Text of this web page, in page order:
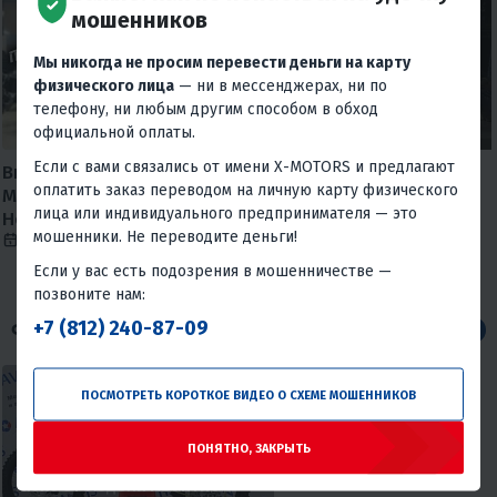
Внимание МОШЕННИКИ, X-
MOTORS предупреждает!
Новая схема мошенничества.
10 января 2025 34095
Сориентировался 😅
7 августа 2026 842
СТАТЬИ
Отличия моделей Авантис ФХ
Люкс от модели Авантис
мошенников
Мы никогда не просим перевести деньги на карту
физического лица — ни в мессенджерах, ни по
телефону, ни любым другим способом в обход
официальной оплаты.
Если с вами связались от имени X-MOTORS и предлагают
оплатить заказ переводом на личную карту физического
лица или индивидуального предпринимателя — это
мошенники. Не переводите деньги!
Если у вас есть подозрения в мошенничестве —
позвоните нам:
+7 (812) 240-87-09
ПОСМОТРЕТЬ КОРОТКОЕ ВИДЕО О СХЕМЕ МОШЕННИКОВ
ПОНЯТНО, ЗАКРЫТЬ